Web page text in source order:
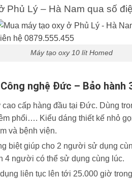
Phủ Lý – Hà Nam qua số
Máy tạo oxy 10 lít Homed
nghệ Đức – Bảo hành
cấp hàng đầu tại Đức. Dùng
phổi…. Kiểu dáng thiết kế nhỏ
và bệnh viện.
biệt giúp cho 2 người sử dụng
4 người có thể sử dụng cùng lúc.
liên tục lên tới 25.000 giờ